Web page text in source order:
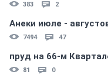
383 2
Анеки июле -
7494 47
пруд на 66-м
81 0